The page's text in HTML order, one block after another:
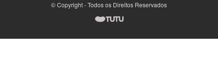
© Copyright - Todos os Direitos Reservados